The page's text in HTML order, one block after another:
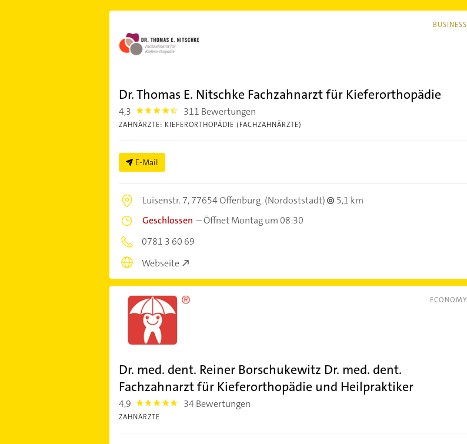
BUSINESS
Dr. Thomas E. Nitschke Fachzahnarzt für Kieferorthopädie
4,3 4.3 311 Bewertungen
ZAHNÄRZTE: KIEFERORTHOPÄDIE (FACHZAHNÄRZTE)
E-Mail
Luisenstr. 7,77654 Offenburg (Nordoststadt)
5,1 km
Geschlossen –Öffnet Montag um 08:30
0781 3 60 69
Webseite
ECONOMY
Dr. med. dent. Reiner Borschukewitz Dr. med. dent.
Fachzahnarzt für Kieferorthopädie und Heilpraktiker
4,9 4.9 34 Bewertungen
ZAHNÄRZTE